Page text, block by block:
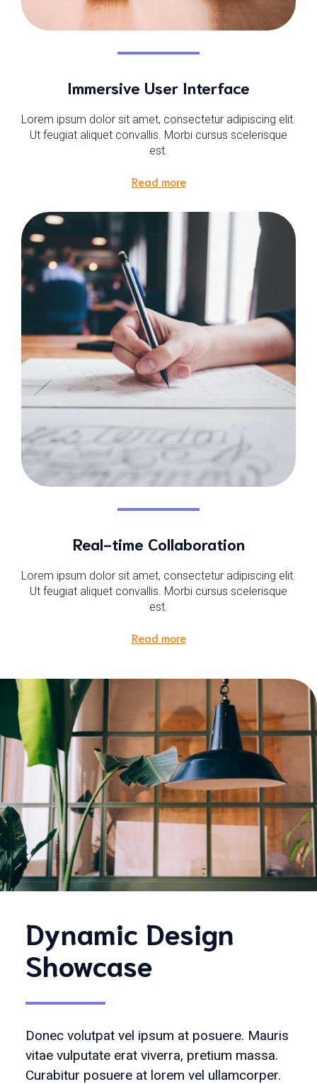
Immersive User Interface
Lorem ipsum dolor sit amet, consectetur adipiscing elit.
Ut feugiat aliquet convallis. Morbi cursus scelerisque
est.
Read more
Real-time Collaboration
Lorem ipsum dolor sit amet, consectetur adipiscing elit.
Ut feugiat aliquet convallis. Morbi cursus scelerisque
est.
Read more
Dynamic Design
Showcase
Donec volutpat vel ipsum at posuere. Mauris
vitae vulputate erat viverra, pretium massa.
Curabitur posuere at lorem vel ullamcorper.